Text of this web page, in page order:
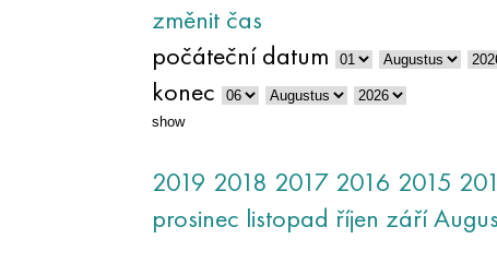
změnit čas
počáteční datum
konec
show
2019 2018 2017 2016 2015
prosinec listopad říjen září